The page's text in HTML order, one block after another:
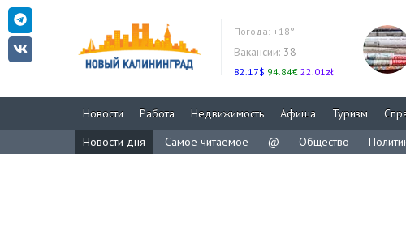
Погода: +18°
Вакансии: 38
82.17$ 94.84€ 22.01zł
Новости Работа Недвижимость Афиша Туризм
Новости дня
Самое читаемое @ Общество